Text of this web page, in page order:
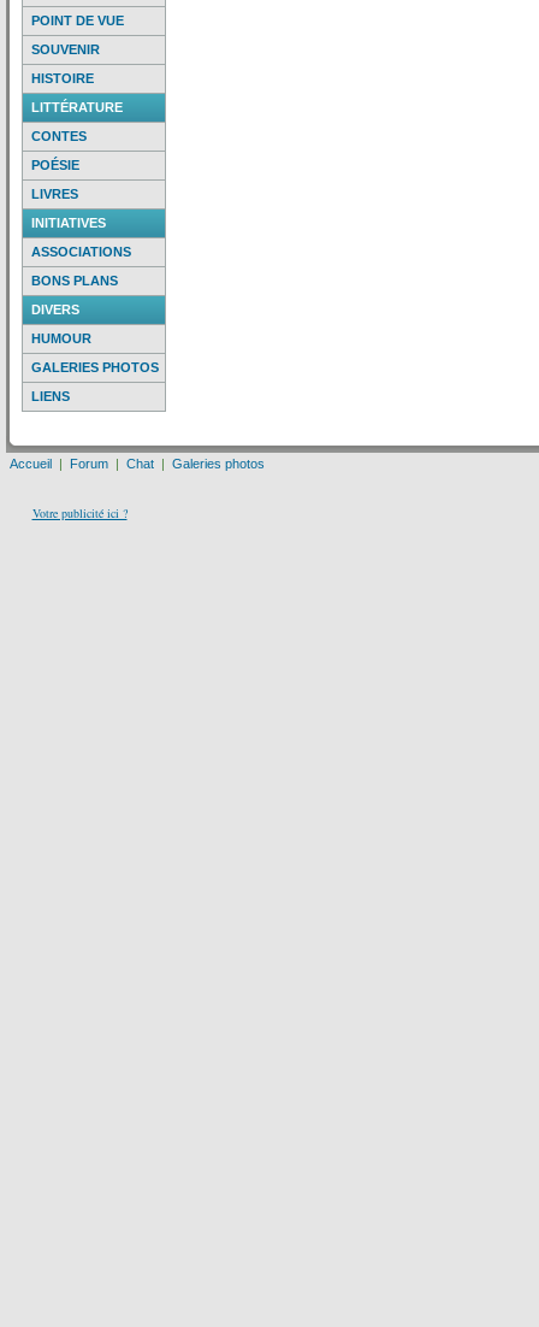
POINT DE VUE
SOUVENIR
HISTOIRE
LITTÉRATURE
CONTES
POÉSIE
LIVRES
INITIATIVES
ASSOCIATIONS
BONS PLANS
DIVERS
HUMOUR
GALERIES PHOTOS
LIENS
Accueil | Forum | Chat | Galeries photos
Votre publicité ici ?